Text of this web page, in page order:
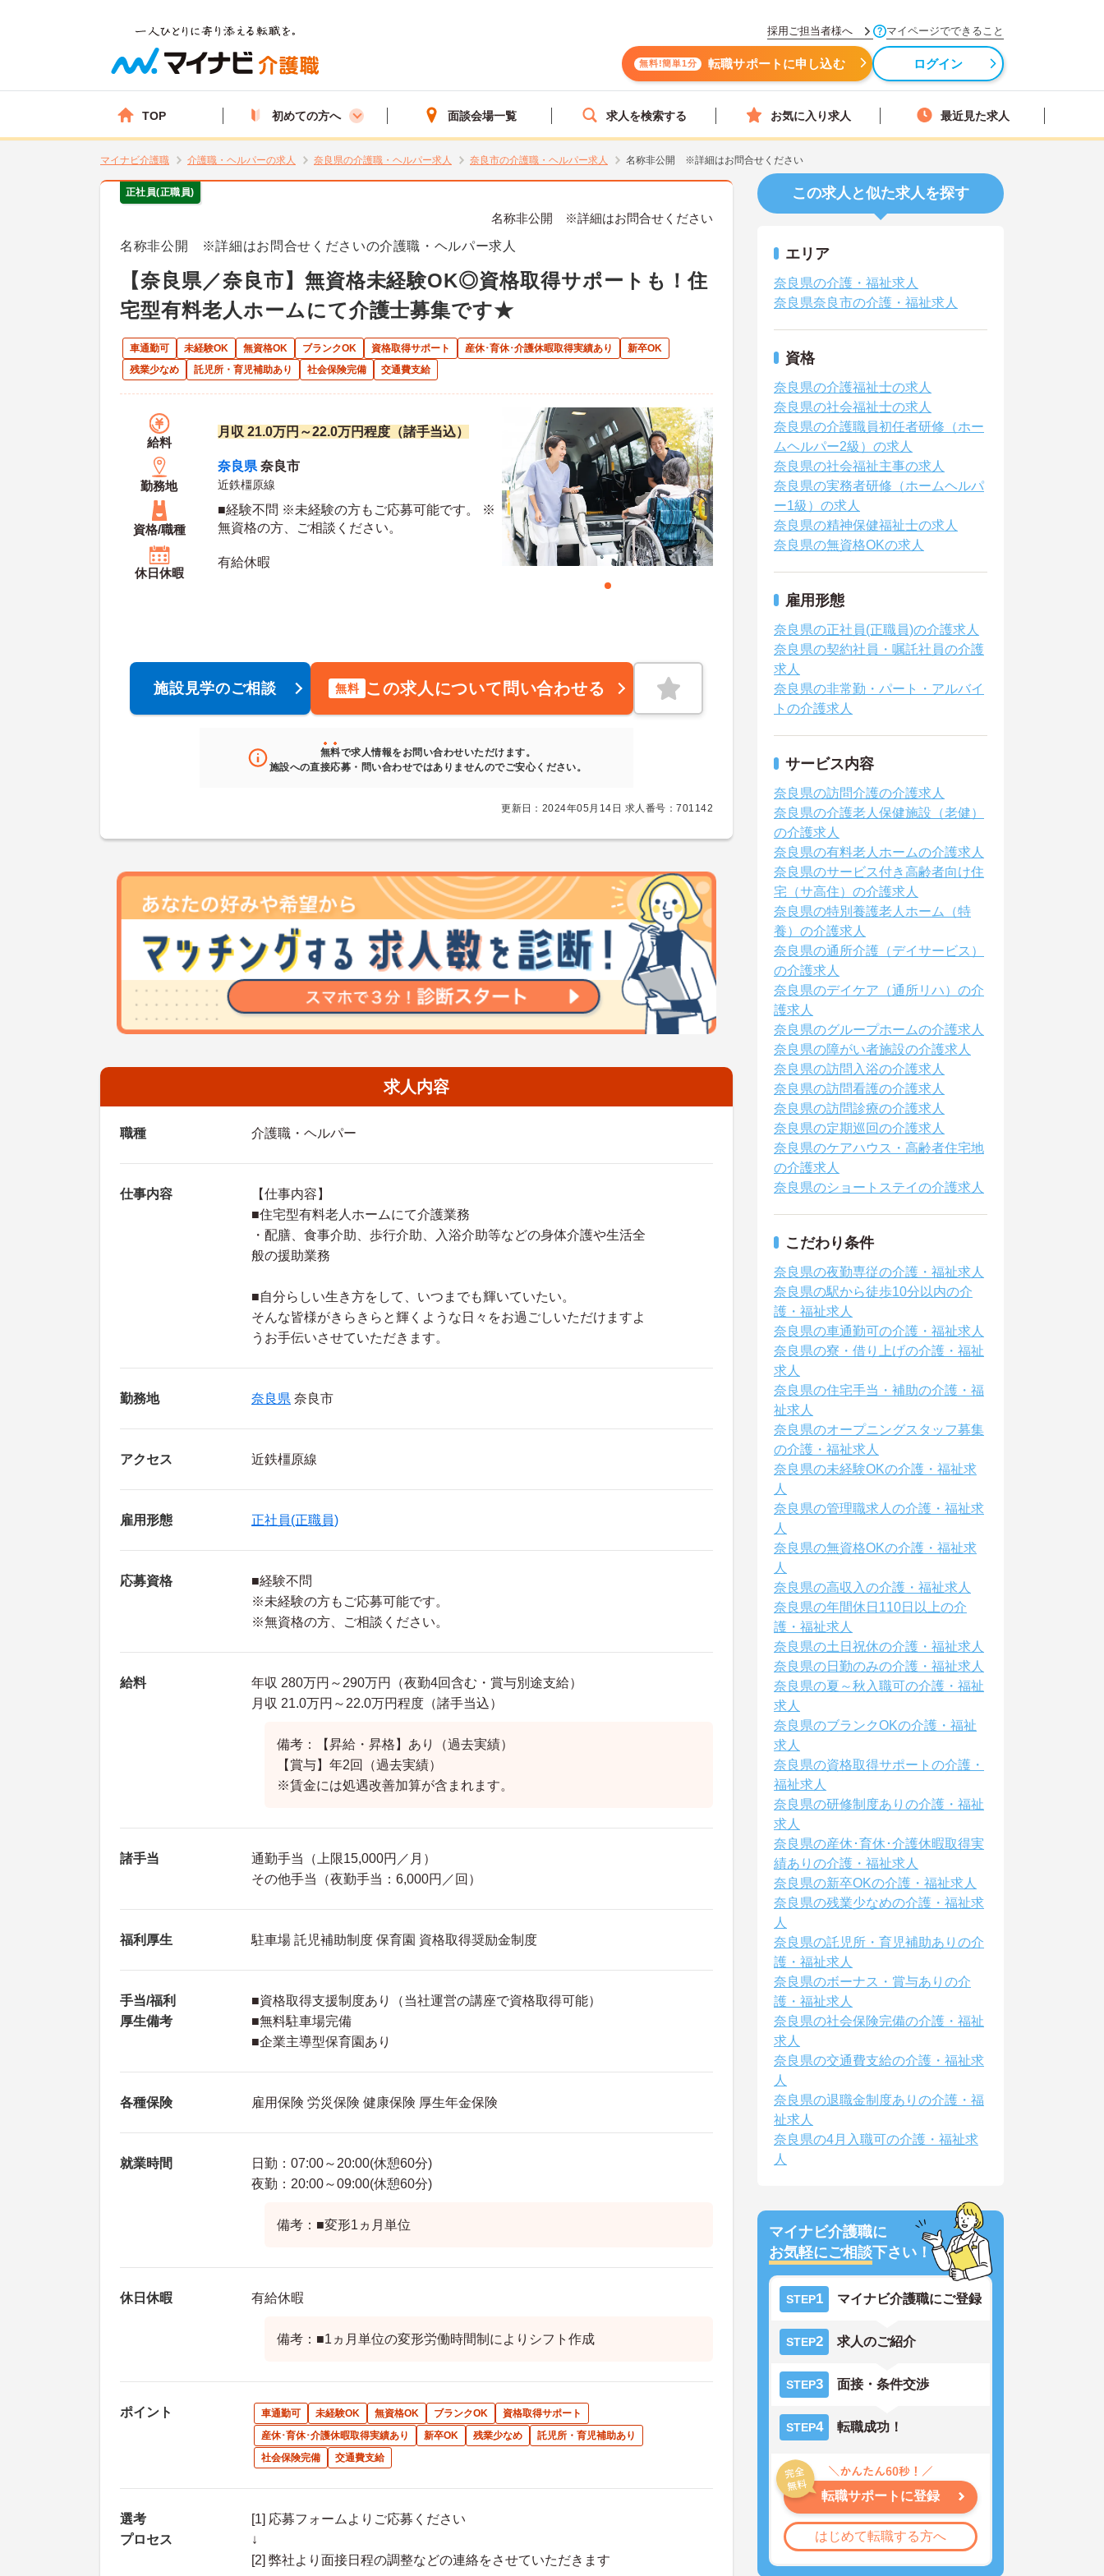
採用ご担当者様へ マイページでできること
無料!簡単1分 転職サポートに申し込む ログイン
TOP 初めての方へ 面談会場一覧 求人を検索する お気に入り求人 最近見た求人
マイナビ介護職 介護職・ヘルパーの求人 奈良県の介護職・ヘルパー求人 奈良市の介護職・ヘルパー求人 名称非公開 ※詳細はお問合せください
正社員(正職員)
名称非公開 ※詳細はお問合せください
名称非公開 ※詳細はお問合せくださいの介護職・ヘルパー求人
【奈良県／奈良市】無資格未経験OK◎資格取得サポートも！住
宅型有料老人ホームにて介護士募集です★
車通勤可 未経験OK 無資格OK ブランクOK 資格取得サポート 産休･育休･介護休暇取得実績あり
新卒OK
残業少なめ
託児所・育児補助あり 社会保険完備 交通費支給
給料
月収 21.0万円～22.0万円程度（諸手当込）
勤務地
奈良県 奈良市
近鉄橿原線
資格/職種
■経験不問 ※未経験の方もご応募可能です。 ※
無資格の方、ご相談ください。
休日休暇
有給休暇
施設見学のご相談 無料 この求人について問い合わせる
無料で求人情報をお問い合わせいただけます。
施設への直接応募・問い合わせではありませんのでご安心ください。
更新日：2024年05月14日 求人番号：701142
求人内容
職種 介護職・ヘルパー
仕事内容
【仕事内容】
■住宅型有料老人ホームにて介護業務
・配膳、食事介助、歩行介助、入浴介助等などの身体介護や生活全
般の援助業務
■自分らしい生き方をして、いつまでも輝いていたい。
そんな皆様がきらきらと輝くような日々をお過ごしいただけますよ
うお手伝いさせていただきます。
勤務地 奈良県 奈良市
アクセス 近鉄橿原線
雇用形態 正社員(正職員)
応募資格
■経験不問
※未経験の方もご応募可能です。
※無資格の方、ご相談ください。
給料
年収 280万円～290万円（夜勤4回含む・賞与別途支給）
月収 21.0万円～22.0万円程度（諸手当込）
備考：【昇給・昇格】あり（過去実績）
【賞与】年2回（過去実績）
※賃金には処遇改善加算が含まれます。
諸手当
通勤手当（上限15,000円／月）
その他手当（夜勤手当：6,000円／回）
福利厚生 駐車場 託児補助制度 保育園 資格取得奨励金制度
手当/福利
厚生備考
■資格取得支援制度あり（当社運営の講座で資格取得可能）
■無料駐車場完備
■企業主導型保育園あり
各種保険 雇用保険 労災保険 健康保険 厚生年金保険
就業時間
日勤：07:00～20:00(休憩60分)
夜勤：20:00～09:00(休憩60分)
備考：■変形1ヵ月単位
休日休暇 有給休暇
備考：■1ヵ月単位の変形労働時間制によりシフト作成
ポイント 車通勤可 未経験OK 無資格OK ブランクOK
資格取得サポート
産休･育休･介護休暇取得実績あり
新卒OK 残業少なめ
託児所・育児補助あり
社会保険完備
交通費支給
選考
プロセス
[1] 応募フォームよりご応募ください
↓
[2] 弊社より面接日程の調整などの連絡をさせていただきます
この求人と似た求人を探す
エリア
奈良県の介護・福祉求人
奈良県奈良市の介護・福祉求人
資格
奈良県の介護福祉士の求人
奈良県の社会福祉士の求人
奈良県の介護職員初任者研修（ホー
ムヘルパー2級）の求人
奈良県の社会福祉主事の求人
奈良県の実務者研修（ホームヘルパ
ー1級）の求人
奈良県の精神保健福祉士の求人
奈良県の無資格OKの求人
雇用形態
奈良県の正社員(正職員)の介護求人
奈良県の契約社員・嘱託社員の介護
求人
奈良県の非常勤・パート・アルバイ
トの介護求人
サービス内容
奈良県の訪問介護の介護求人
奈良県の介護老人保健施設（老健）
の介護求人
奈良県の有料老人ホームの介護求人
奈良県のサービス付き高齢者向け住
宅（サ高住）の介護求人
奈良県の特別養護老人ホーム（特
養）の介護求人
奈良県の通所介護（デイサービス）
の介護求人
奈良県のデイケア（通所リハ）の介
護求人
奈良県のグループホームの介護求人
奈良県の障がい者施設の介護求人
奈良県の訪問入浴の介護求人
奈良県の訪問看護の介護求人
奈良県の訪問診療の介護求人
奈良県の定期巡回の介護求人
奈良県のケアハウス・高齢者住宅地
の介護求人
奈良県のショートステイの介護求人
こだわり条件
奈良県の夜勤専従の介護・福祉求人
奈良県の駅から徒歩10分以内の介
護・福祉求人
奈良県の車通勤可の介護・福祉求人
奈良県の寮・借り上げの介護・福祉
求人
奈良県の住宅手当・補助の介護・福
祉求人
奈良県のオープニングスタッフ募集
の介護・福祉求人
奈良県の未経験OKの介護・福祉求
人
奈良県の管理職求人の介護・福祉求
人
奈良県の無資格OKの介護・福祉求
人
奈良県の高収入の介護・福祉求人
奈良県の年間休日110日以上の介
護・福祉求人
奈良県の土日祝休の介護・福祉求人
奈良県の日勤のみの介護・福祉求人
奈良県の夏～秋入職可の介護・福祉
求人
奈良県のブランクOKの介護・福祉
求人
奈良県の資格取得サポートの介護・
福祉求人
奈良県の研修制度ありの介護・福祉
求人
奈良県の産休･育休･介護休暇取得実
績ありの介護・福祉求人
奈良県の新卒OKの介護・福祉求人
奈良県の残業少なめの介護・福祉求
人
奈良県の託児所・育児補助ありの介
護・福祉求人
奈良県のボーナス・賞与ありの介
護・福祉求人
奈良県の社会保険完備の介護・福祉
求人
奈良県の交通費支給の介護・福祉求
人
奈良県の退職金制度ありの介護・福
祉求人
奈良県の4月入職可の介護・福祉求
人
マイナビ介護職に
お気軽にご相談下さい！
STEP1 マイナビ介護職にご登録
STEP2 求人のご紹介
STEP3 面接・条件交渉
STEP4 転職成功！
転職サポートに登録
はじめて転職する方へ